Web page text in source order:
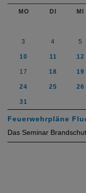
MO DI MI
3 4 5
10 11 12
17 18 19
24 25 26
31
Feuerwehrpläne
Das Seminar